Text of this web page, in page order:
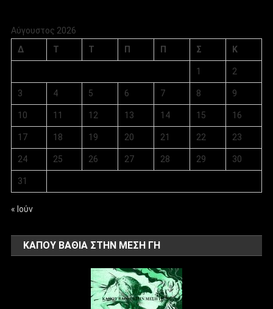
Αύγουστος 2026
Δ
Τ Τ Π Π Σ Κ
1 2
3 4 5 6 7 8 9
10 11 12 13 14 15 16
17 18 19 20 21 22 23
24 25 26 27 28 29 30
31
« Ιούν
ΚΑΠΟΥ ΒΑΘΙΑ ΣΤΗΝ ΜΕΣΗ ΓΗ